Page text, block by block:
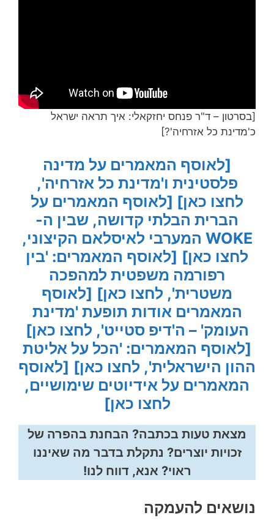
[בסרטון – ד"ר פנחס יחזקאלי: איך תראה ישראל
כ'מדינת כל אזרחיה'?]
[לאוסף המאמרים על מדינה
פלסטינית ו'מדינת כל אזרחיה',
לחצו כאן] [לאוסף המאמרים על
הברית הבלתי קדושה, שבין ה-
WOKE המערבי לאיסלאם הקיצוני,
לחצו כאן] [לאוסף המאמרים: 'בין
רפורמה משפטית למהפכה
משטרית', לחצו כאן] [לאוסף
המאמרים אודות תופעת 'מדינת
העומק' – ה'דיפ סטייט', לחצו כאן]
[לאוסף המאמרים: 'הכל על אליטת
ההון הישראלית', לחצו כאן] [לאוסף
המאמרים על אידיוטים שימושיים,
לחצו כאן]
מצאת טעות בכתבה? הבחנת בהפרה של
זכויות יוצרים? נתקלת בדבר מה שאיננו
ראוי? אנא, דווח לנו!
נושאים להעמקה